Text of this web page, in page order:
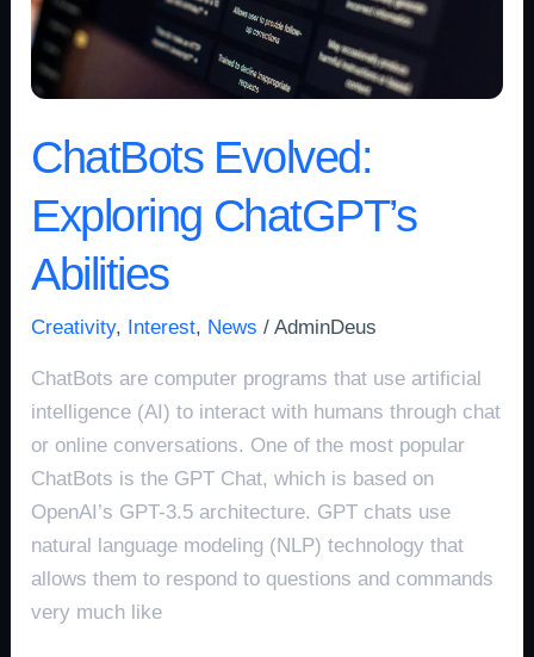
ChatBots Evolved:
Exploring ChatGPT’s
Abilities
Creativity, Interest, News /AdminDeus
ChatBots are computer programs that use artificial
intelligence (AI) to interact with humans through chat
or online conversations. One of the most popular
ChatBots is the GPT Chat, which is based on
OpenAI’s GPT-3.5 architecture. GPT chats use
natural language modeling (NLP) technology that
allows them to respond to questions and commands
very much like